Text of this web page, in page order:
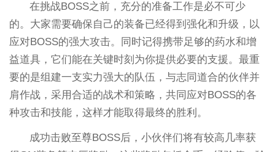
在挑战BOSS之前，充分的准备工作是必不可少
的。大家需要确保自己的装备已经得到强化和升级，以
应对BOSS的强大攻击。同时记得携带足够的药水和增
益道具，它们能在关键时刻为你提供必要的支援。最重
要的是组建一支实力强大的队伍，与志同道合的伙伴并
肩作战，采用合适的战术和策略，共同应对BOSS的各
种攻击和技能，这样才能取得最终的胜利。
成功击败至尊BOSS后，小伙伴们将有较高几率获